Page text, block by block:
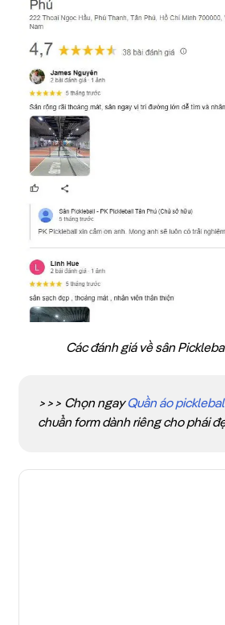
Các đánh giá về sân
>>> Chọn ngayQuần áo
chuẩn form dành riêng cho phái